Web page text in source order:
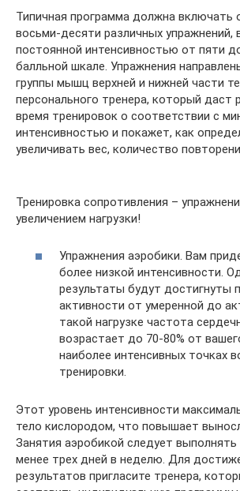
Типичная программа должна включать
восьми-десяти различных упражнений,
постоянной интенсивностью от пяти
балльной шкале. Упражнения
группы мышц верхней и нижней части
персонального тренера, который даст
время тренировок о соответствии с
интенсивностью и покажет, как
увеличивать вес, количество
Тренировка сопротивления –
увеличением нагрузки!
Упражнения аэробики. Вам
более низкой интенсивности.
результаты будут достигнуты
активности от умеренной до
такой нагрузке частота
возрастает до 70-80% от
наиболее интенсивных точках
тренировки.
Этот уровень интенсивности
тело кислородом, что повышает
Занятия аэробикой следует выполнять
менее трех дней в неделю. Для
результатов пригласите тренера,